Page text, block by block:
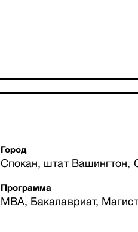
Город
Спокан, штат
Программа
MBA, Бакалавриат,